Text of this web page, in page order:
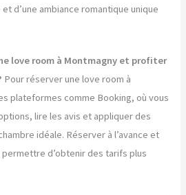
d’une ambiance romantique unique
love room à Montmagny et profiter
Pour réserver une love room à
plateformes comme Booking, où vous
lire les avis et appliquer des
idéale. Réserver à l’avance et
permettre d’obtenir des tarifs plus